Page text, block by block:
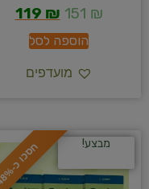
151 ₪
119 ₪
הוספה לסל
מועדפים
ח
% מבצע!